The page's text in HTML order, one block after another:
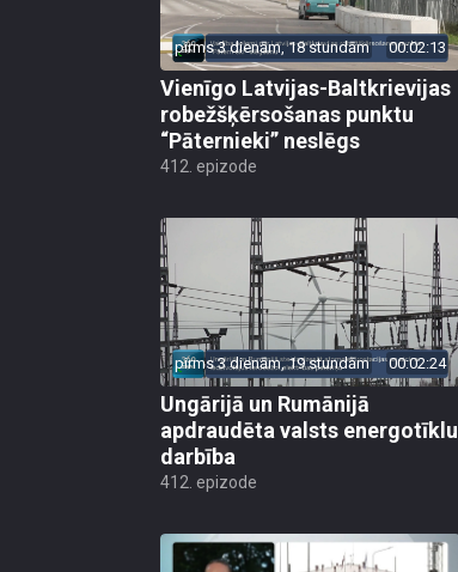
pirms 3 dienām, 18 stundām 00:02:13
Vienīgo Latvijas-Baltkrievijas
robežšķērsošanas punktu
“Pāternieki” neslēgs
412. epizode
pirms 3 dienām, 19 stundām 00:02:24
Ungārijā un Rumānijā
apdraudēta valsts energotīklu
darbība
412. epizode